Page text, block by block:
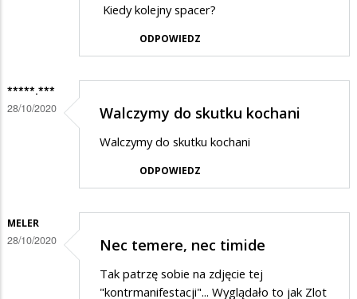
Kiedy kolejny spacer?
ODPOWIEDZ
*****.***
28/10/2020 Walczymy do skutku kochani
Walczymy do skutku kochani
ODPOWIEDZ
MELER
28/10/2020 Nec temere, nec timide
Tak patrzę sobie na zdjęcie tej
"kontrmanifestacji"... Wyglądało to jak Zlot